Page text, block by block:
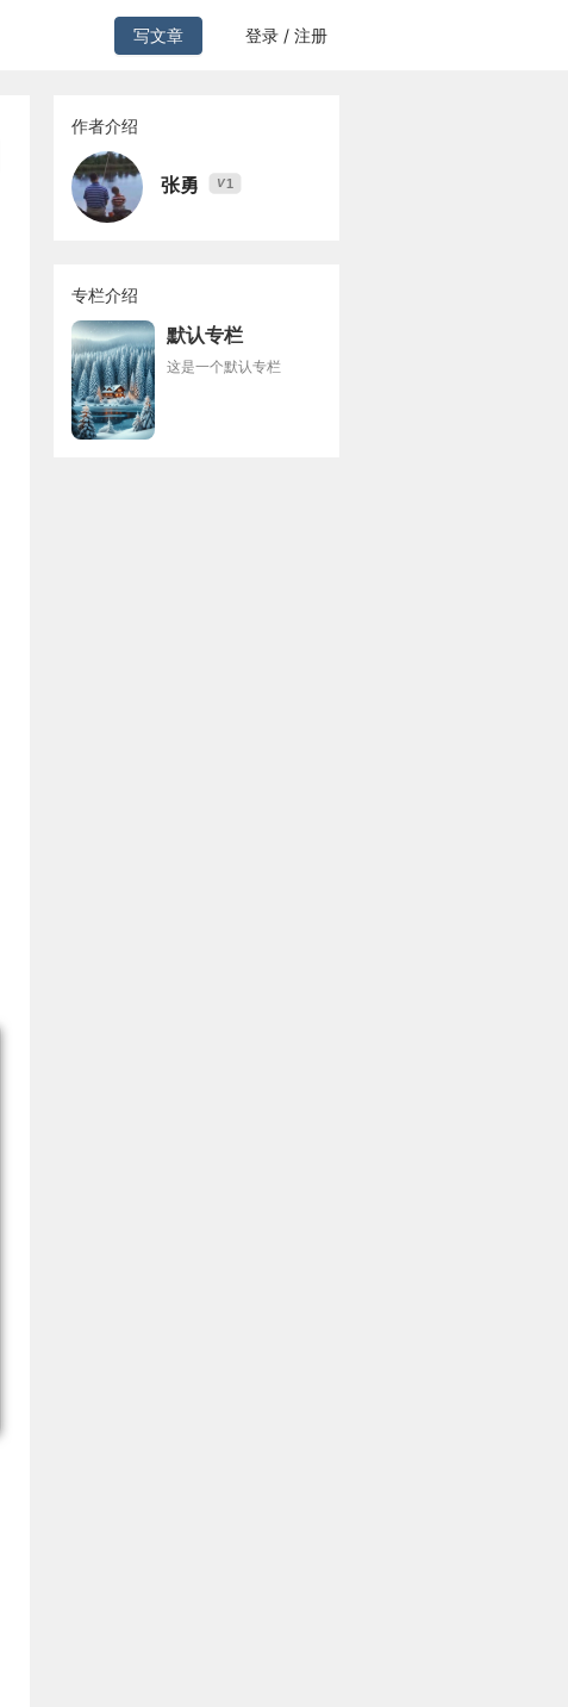
写文章 登录 / 注册
作者介绍
张勇 V1
专栏介绍
默认专栏
这是一个默认专栏